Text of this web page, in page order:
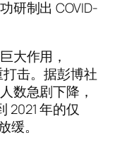
研制出 COVID-
大作用，
打击。据彭博社
数急剧下降，
2021 年的仅
缓。